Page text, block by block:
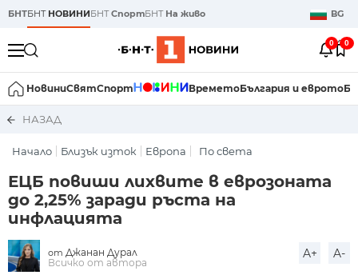
БНТБНТ НОВИНИБНТСпортБНТ На живо BG
0 0
НовиниСвятСпорт ВреметоБългария и еврото
НАЗАД
Начало Близък изток Европа По света
ЕЦБ повиши лихвите в еврозоната
до 2,25% заради ръста на
инфлацията
от Джанан Дурал
Всичко от автора
A+ A-